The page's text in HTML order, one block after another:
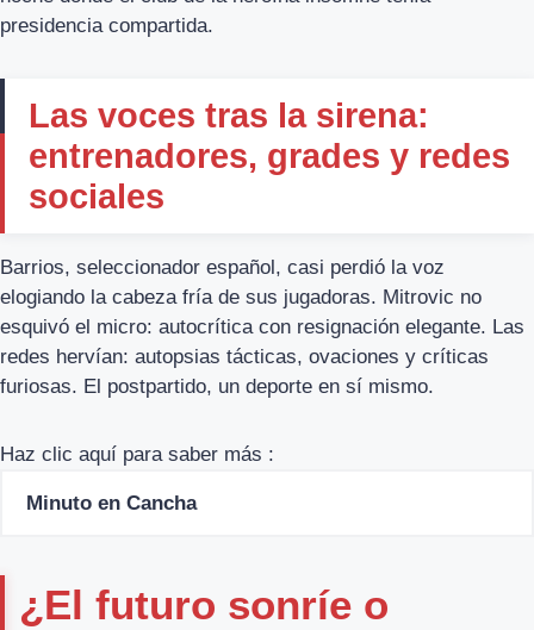
presidencia compartida.
Las voces tras la sirena:
entrenadores, grades y redes
sociales
Barrios, seleccionador español, casi perdió la voz
elogiando la cabeza fría de sus jugadoras. Mitrovic no
esquivó el micro: autocrítica con resignación elegante. Las
redes hervían: autopsias tácticas, ovaciones y críticas
furiosas. El postpartido, un deporte en sí mismo.
Haz clic aquí para saber más :
Minuto en Cancha
¿El futuro sonríe o